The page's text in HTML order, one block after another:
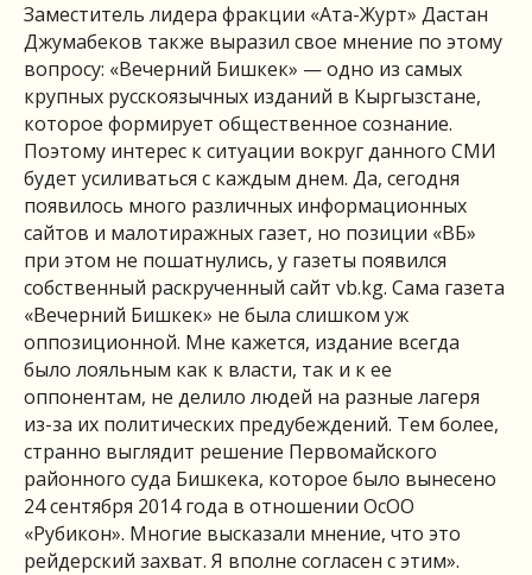
Заместитель лидера фракции «Ата-Журт» Дастан
Джумабеков также выразил свое мнение по этому
вопросу: «Вечерний Бишкек» — одно из самых
крупных русскоязычных изданий в Кыргызстане,
которое формирует общественное сознание.
Поэтому интерес к ситуации вокруг данного СМИ
будет усиливаться с каждым днем. Да, сегодня
появилось много различных информационных
сайтов и малотиражных газет, но позиции «ВБ»
при этом не пошатнулись, у газеты появился
собственный раскрученный сайт vb.kg. Сама газета
«Вечерний Бишкек» не была слишком уж
оппозиционной. Мне кажется, издание всегда
было лояльным как к власти, так и к ее
оппонентам, не делило людей на разные лагеря
из-за их политических предубеждений. Тем более,
странно выглядит решение Первомайского
районного суда Бишкека, которое было вынесено
24 сентября 2014 года в отношении ОсОО
«Рубикон». Многие высказали мнение, что это
рейдерский захват. Я вполне согласен с этим».